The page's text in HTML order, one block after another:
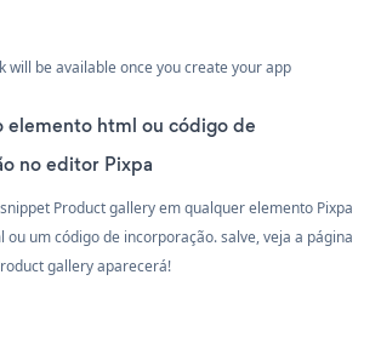
will be available once you create your app
elemento html ou código de
no editor Pixpa
Product gallery em qualquer elemento Pixpa
ou um código de incorporação. salve, veja a página
gallery aparecerá!